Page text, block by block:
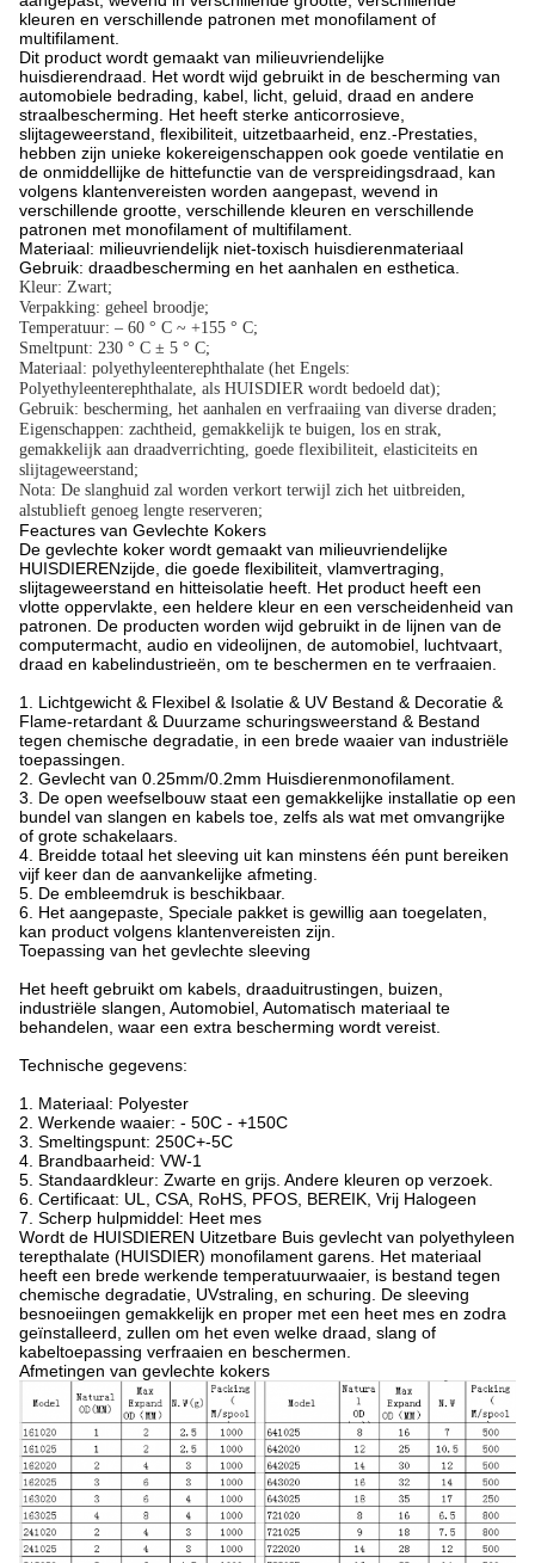
kleuren en verschillende patronen met monofilament of
multifilament.
Dit product wordt gemaakt van milieuvriendelijke
huisdierendraad. Het wordt wijd gebruikt in de bescherming van
automobiele bedrading, kabel, licht, geluid, draad en andere
straalbescherming. Het heeft sterke anticorrosieve,
slijtageweerstand, flexibiliteit, uitzetbaarheid, enz.-Prestaties,
hebben zijn unieke kokereigenschappen ook goede ventilatie en
de onmiddellijke de hittefunctie van de verspreidingsdraad, kan
volgens klantenvereisten worden aangepast, wevend in
verschillende grootte, verschillende kleuren en verschillende
patronen met monofilament of multifilament.
Materiaal: milieuvriendelijk niet-toxisch huisdierenmateriaal
Gebruik: draadbescherming en het aanhalen en esthetica.
Kleur: Zwart;
Verpakking: geheel broodje;
Temperatuur: – 60 ° C ~ +155 ° C;
Smeltpunt: 230 ° C ± 5 ° C;
Materiaal: polyethyleenterephthalate (het Engels:
Polyethyleenterephthalate, als HUISDIER wordt bedoeld dat);
Gebruik: bescherming, het aanhalen en verfraaiing van diverse draden;
Eigenschappen: zachtheid, gemakkelijk te buigen, los en strak,
gemakkelijk aan draadverrichting, goede flexibiliteit, elasticiteits en
slijtageweerstand;
Nota: De slanghuid zal worden verkort terwijl zich het uitbreiden,
alstublieft genoeg lengte reserveren;
Feactures van Gevlechte Kokers
De gevlechte koker wordt gemaakt van milieuvriendelijke
HUISDIERENzijde, die goede flexibiliteit, vlamvertraging,
slijtageweerstand en hitteisolatie heeft. Het product heeft een
vlotte oppervlakte, een heldere kleur en een verscheidenheid van
patronen. De producten worden wijd gebruikt in de lijnen van de
computermacht, audio en videolijnen, de automobiel, luchtvaart,
draad en kabelindustrieën, om te beschermen en te verfraaien.
1. Lichtgewicht & Flexibel & Isolatie & UV Bestand & Decoratie &
Flame-retardant & Duurzame schuringsweerstand & Bestand
tegen chemische degradatie, in een brede waaier van industriële
toepassingen.
2. Gevlecht van 0.25mm/0.2mm Huisdierenmonofilament.
3. De open weefselbouw staat een gemakkelijke installatie op een
bundel van slangen en kabels toe, zelfs als wat met omvangrijke
of grote schakelaars.
4. Breidde totaal het sleeving uit kan minstens één punt bereiken
vijf keer dan de aanvankelijke afmeting.
5. De embleemdruk is beschikbaar.
6. Het aangepaste, Speciale pakket is gewillig aan toegelaten,
kan product volgens klantenvereisten zijn.
Toepassing van het gevlechte sleeving
Het heeft gebruikt om kabels, draaduitrustingen, buizen,
industriële slangen, Automobiel, Automatisch materiaal te
behandelen, waar een extra bescherming wordt vereist.
Technische gegevens:
1. Materiaal: Polyester
2. Werkende waaier: - 50C - +150C
3. Smeltingspunt: 250C+-5C
4. Brandbaarheid: VW-1
5. Standaardkleur: Zwarte en grijs. Andere kleuren op verzoek.
6. Certificaat: UL, CSA, RoHS, PFOS, BEREIK, Vrij Halogeen
7. Scherp hulpmiddel: Heet mes
Wordt de HUISDIEREN Uitzetbare Buis gevlecht van polyethyleen
terepthalate (HUISDIER) monofilament garens. Het materiaal
heeft een brede werkende temperatuurwaaier, is bestand tegen
chemische degradatie, UVstraling, en schuring. De sleeving
besnoeiingen gemakkelijk en proper met een heet mes en zodra
geïnstalleerd, zullen om het even welke draad, slang of
kabeltoepassing verfraaien en beschermen.
Afmetingen van gevlechte kokers